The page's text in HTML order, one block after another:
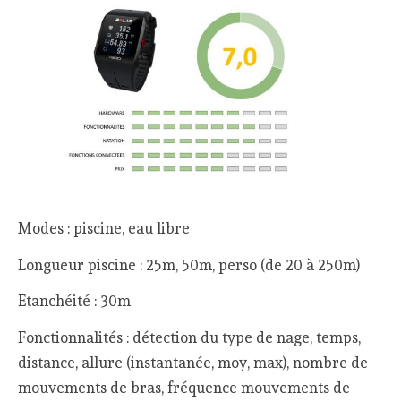
Modes : piscine, eau libre
Longueur piscine : 25m, 50m, perso (de 20 à 250m)
Etanchéité : 30m
Fonctionnalités : détection du type de nage, temps,
distance, allure (instantanée, moy, max), nombre de
mouvements de bras, fréquence mouvements de